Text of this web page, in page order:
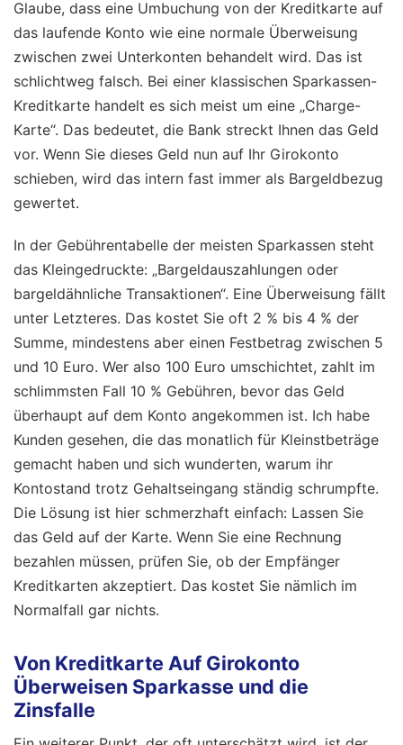
Glaube, dass eine Umbuchung von der Kreditkarte auf
das laufende Konto wie eine normale Überweisung
zwischen zwei Unterkonten behandelt wird. Das ist
schlichtweg falsch. Bei einer klassischen Sparkassen-
Kreditkarte handelt es sich meist um eine „Charge-
Karte“. Das bedeutet, die Bank streckt Ihnen das Geld
vor. Wenn Sie dieses Geld nun auf Ihr Girokonto
schieben, wird das intern fast immer als Bargeldbezug
gewertet.
In der Gebührentabelle der meisten Sparkassen steht
das Kleingedruckte: „Bargeldauszahlungen oder
bargeldähnliche Transaktionen“. Eine Überweisung fällt
unter Letzteres. Das kostet Sie oft 2 % bis 4 % der
Summe, mindestens aber einen Festbetrag zwischen 5
und 10 Euro. Wer also 100 Euro umschichtet, zahlt im
schlimmsten Fall 10 % Gebühren, bevor das Geld
überhaupt auf dem Konto angekommen ist. Ich habe
Kunden gesehen, die das monatlich für Kleinstbeträge
gemacht haben und sich wunderten, warum ihr
Kontostand trotz Gehaltseingang ständig schrumpfte.
Die Lösung ist hier schmerzhaft einfach: Lassen Sie
das Geld auf der Karte. Wenn Sie eine Rechnung
bezahlen müssen, prüfen Sie, ob der Empfänger
Kreditkarten akzeptiert. Das kostet Sie nämlich im
Normalfall gar nichts.
Von Kreditkarte Auf Girokonto
Überweisen Sparkasse und die
Zinsfalle